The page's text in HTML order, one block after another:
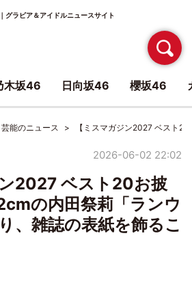
グラビア＆アイドルニュースサイト
能のニュース 【ミスマガジン2027 ベスト
2026-06-02 22:02
ン2027 ベスト20お披
の内田祭莉「ランウ
、雑誌の表紙を飾るこ
木坂46 日向坂46 櫻坂46